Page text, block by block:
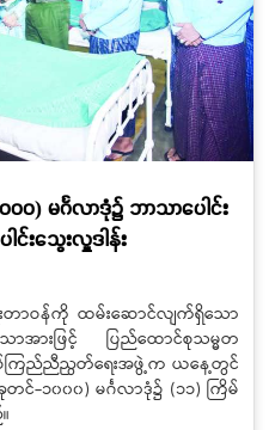
) မင်္ဂလာဒုံ၌ ဘာသာပေါင်း
းသွေးလှူဒါန်း
တာဝန်ကို ထမ်းဆောင်လျက်ရှိသော
အားဖြင့် ပြည်ထောင်စုသမ္မတ
ျစ်ကြည်ညီညွတ်ရေးအဖွဲ့က ယနေ့တွင်
-၁၀၀၀) မင်္ဂလာဒုံ၌ (၁၁) ကြိမ်